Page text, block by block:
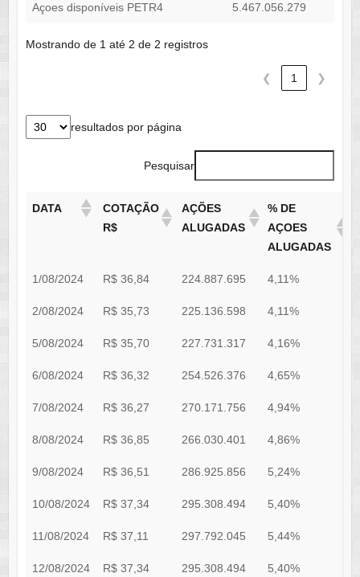
Açoes disponíveis PETR4 5.467.056.279
Mostrando de 1 até 2 de 2 registros
❮ 1 ❯
resultados por página
Pesquisar
DATA
COTAÇÃO
R$
AÇÕES
ALUGADAS
% DE
AÇOES
ALUGADAS
1/08/2024 R$ 36,84 224.887.695 4,11%
2/08/2024 R$ 35,73 225.136.598 4,11%
5/08/2024 R$ 35,70 227.731.317 4,16%
6/08/2024 R$ 36,32 254.526.376 4,65%
7/08/2024 R$ 36,27 270.171.756 4,94%
8/08/2024 R$ 36,85 266.030.401 4,86%
9/08/2024 R$ 36,51 286.925.856 5,24%
10/08/2024 R$ 37,34 295.308.494 5,40%
11/08/2024 R$ 37,11 297.792.045 5,44%
12/08/2024 R$ 37,34 295.308.494 5,40%